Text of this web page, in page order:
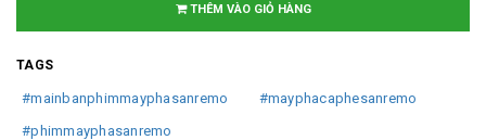
THÊM VÀO GIỎ HÀNG
TAGS
#mainbanphimmayphasanremo
#mayphacaphesanremo
#phimmayphasanremo